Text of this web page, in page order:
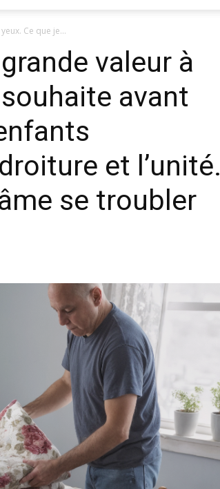
Ce que je...
valeur à
avant
et l’unité.
se troubler